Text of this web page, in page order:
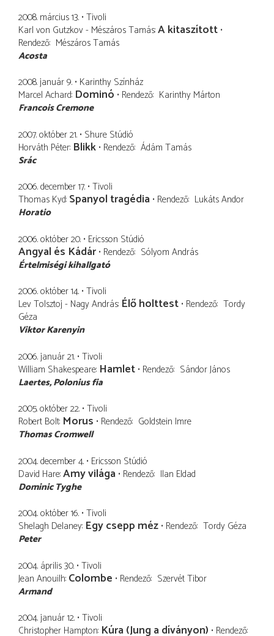
2008. március 13. Tivoli
Karl von Gutzkov - Mészáros Tamás A kitaszított
Rendező Mészáros Tamás
Acosta
2008. január 9. Karinthy Színház
Marcel Achard Dominó Rendező Karinthy Márton
Francois Cremone
2007. október 21. Shure Stúdió
Horváth Péter Blikk Rendező Ádám Tamás
Srác
2006. december 17. Tivoli
Thomas Kyd Spanyol tragédia Rendező Lukáts Andor
Horatio
2006. október 20. Ericsson Stúdió
Angyal és Kádár Rendező Sólyom András
Értelmiségi kihallgató
2006. október 14. Tivoli
Lev Tolsztoj - Nagy András Élő holttest Rendező Tordy
Géza
Viktor Karenyin
2006. január 21. Tivoli
William Shakespeare Hamlet Rendező Sándor János
Laertes Polonius fia
2005. október 22. Tivoli
Robert Bolt Morus Rendező Goldstein Imre
Thomas Cromwell
2004. december 4. Ericsson Stúdió
David Hare Amy világa Rendező Ilan Eldad
Dominic Tyghe
2004. október 16. Tivoli
Shelagh Delaney Egy csepp méz Rendező Tordy Géza
Peter
2004. április 30. Tivoli
Jean Anouilh Colombe Rendező Szervét Tibor
Armand
2004. január 12. Tivoli
Christopher Hampton Kúra (Jung a díványon) Rendező